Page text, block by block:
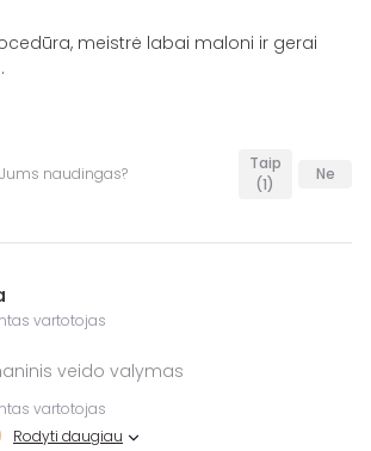
meistrė labai maloni ir gerai
naudingas?
Taip
(1)
Ne
vartotojas
veido valymas
vartotojas
Rodyti daugiau